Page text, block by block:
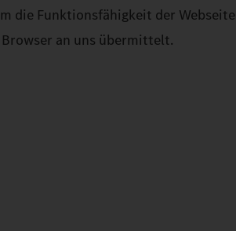
die Funktionsfähigkeit der Webseite
an uns übermittelt.